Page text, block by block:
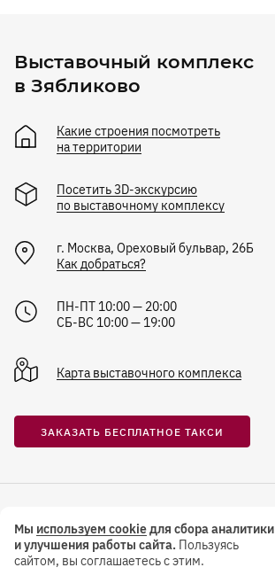
Мы используем cookieдля сбора аналитики
и улучшения работы сайта. Пользуясь
сайтом, вы соглашаетесь с этим.
Выставочный комплекс
в Зябликово
Какие строения посмотреть
на территории
Посетить 3D-экскурсию
по выставочному комплексу
г. Москва, Ореховый бульвар, 26Б
Как добраться?
ПН-ПТ 10:00 — 20:00
СБ-ВС 10:00 — 19:00
Карта выставочного комплекса
ЗАКАЗАТЬ БЕСПЛАТНОЕ ТАКСИ
Выставочный комплекс
в Саларьево